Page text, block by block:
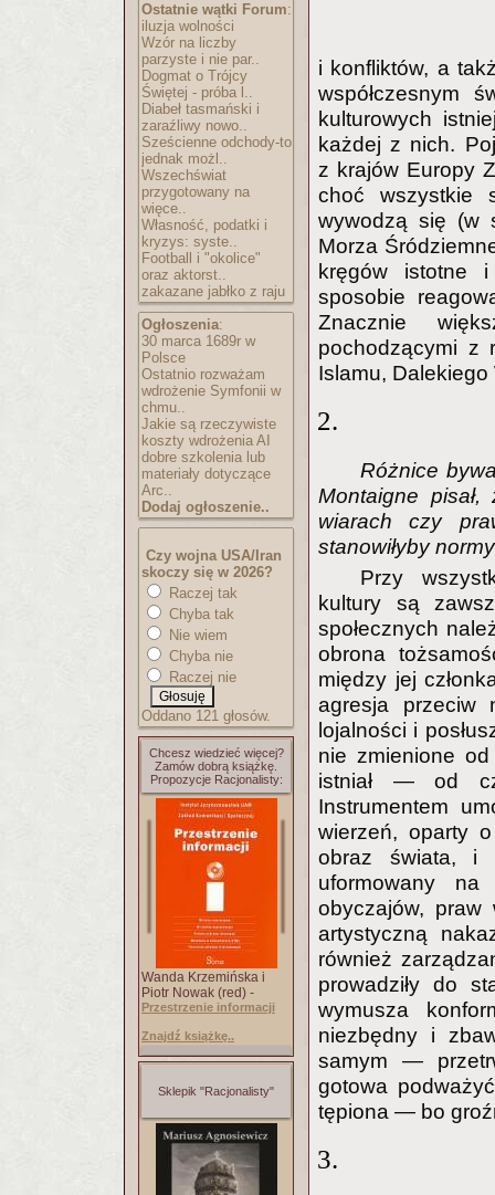
Ostatnie wątki Forum:
iluzja wolności
Wzór na liczby
parzyste i nie par..
Dogmat o Trójcy
Świętej - próba l..
Diabeł tasmański i
zaraźliwy nowo..
Sześcienne odchody-to
jednak możl..
Wszechświat
przygotowany na
więce..
Własność, podatki i
kryzys: syste..
Football i "okolice"
oraz aktorst..
zakazane jabłko z raju
Ogłoszenia:
30 marca 1689r w
Polsce
Ostatnio rozważam
wdrożenie Symfonii w
chmu..
Jakie są rzeczywiste
koszty wdrożenia AI
dobre szkolenia lub
materiały dotyczące
Arc..
Dodaj ogłoszenie..
Czy wojna USA/Iran
skoczy się w 2026?
Raczej tak
Chyba tak
Nie wiem
Chyba nie
Raczej nie
Oddano 121 głosów.
Chcesz wiedzieć więcej?
Zamów dobrą książkę.
Propozycje Racjonalisty:
Wanda Krzemińska i
Piotr Nowak (red) -
Przestrzenie informacji
Znajdź książkę..
Sklepik "Racjonalisty"
i konfliktów, a
współczesnym
kulturowych
każdej z nich.
z krajów Europy
choć wszystkie
wywodzą się (w
Morza
kręgów istotne
sposobie
Znacznie
pochodzącymi z
Islamu,
2.
Różnice
Montaigne
wiarach czy
stanowiłyby
Przy
kultury są
społecznych
obrona
między jej
agresja przeciw
lojalności i
nie zmienione
istniał — od
Instrumentem
wierzeń, oparty
obraz świata, i
uformowany na
obyczajów, praw
artystyczną
również
prowadziły do
wymusza
niezbędny i
samym —
gotowa
tępiona — bo
3.